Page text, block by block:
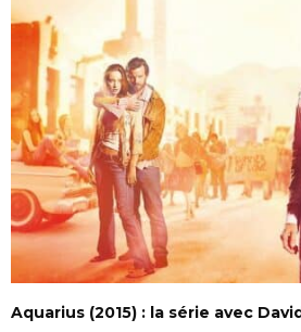
Aquarius (2015) : la série avec